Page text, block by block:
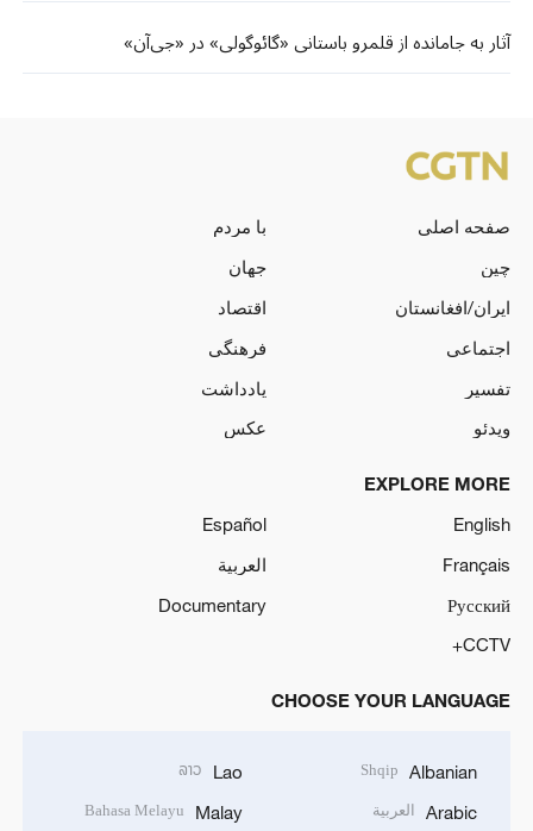
آثار به جامانده از قلمرو باستانی «گائوگولی» در «جی‌آن»
صفحه اصلی
با مردم
چین
جهان
ایران/افغانستان
اقتصاد
اجتماعی
فرهنگی
تفسیر
یادداشت
ویدئو
عکس
EXPLORE MORE
English
Español
Français
العربية
Русский
Documentary
CCTV+
CHOOSE YOUR LANGUAGE
Albanian
Shqip
Arabic العربية
Lao
ລາວ
Malay
Bahasa Melayu